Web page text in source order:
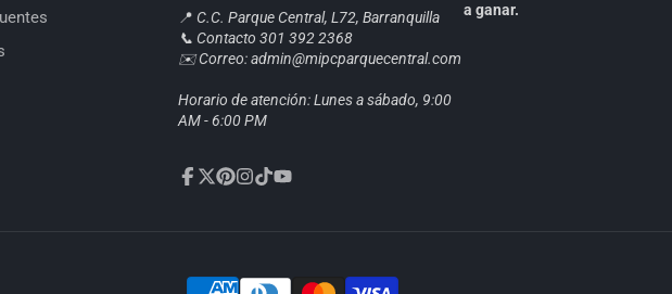
📍 C.C. Parque Central, L72, Barranquilla
📞 Contacto 301 392 2368
✉️ Correo: admin@mipcparquecentral.com
Horario de atención: Lunes a sábado, 9:00
AM - 6:00 PM
a ganar.